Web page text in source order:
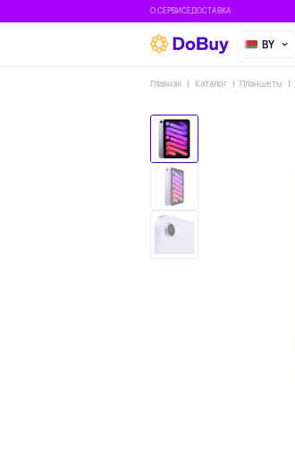
О СЕРВИСЕДОСТАВКА
BY
Главная Каталог Планшеты